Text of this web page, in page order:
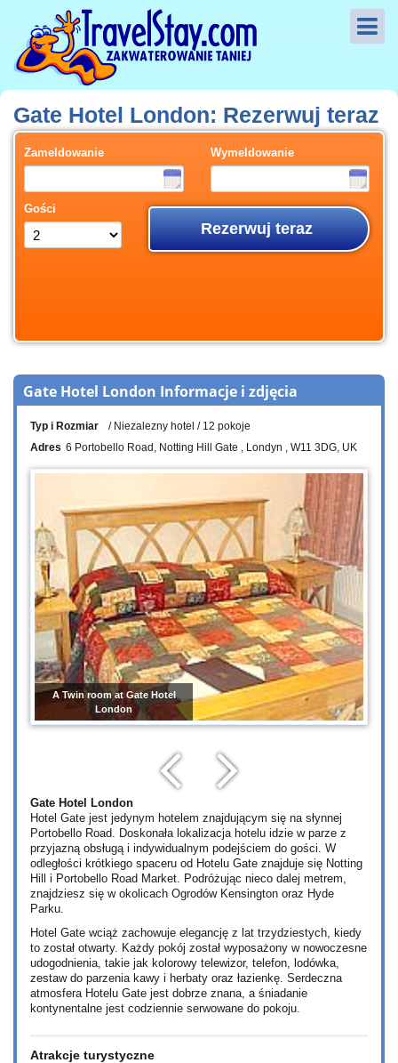
Gate Hotel London: Rezerwuj teraz
Zameldowanie Wymeldowanie
Gości
Rezerwuj teraz
Gate Hotel London Informacje i zdjęcia
Typ i Rozmiar Niezalezny hotel
12 pokoje
Adres 6 Portobello Road Notting Hill Gate Londyn W11 3DG UK
A Twin room at Gate Hotel
London
Gate Hotel London
Hotel Gate jest jedynym hotelem znajdującym się na słynnej
Portobello Road. Doskonała lokalizacja hotelu idzie w parze z
przyjazną obsługą i indywidualnym podejściem do gości. W
odległości krótkiego spaceru od Hotelu Gate znajduje się Notting
Hill i Portobello Road Market. Podróżując nieco dalej metrem,
znajdziesz się w okolicach Ogrodów Kensington oraz Hyde
Parku.
Hotel Gate wciąż zachowuje elegancję z lat trzydziestych, kiedy
to został otwarty. Każdy pokój został wyposażony w nowoczesne
udogodnienia, takie jak kolorowy telewizor, telefon, lodówka,
zestaw do parzenia kawy i herbaty oraz łazienkę. Serdeczna
atmosfera Hotelu Gate jest dobrze znana, a śniadanie
kontynentalne jest codziennie serwowane do pokoju.
Atrakcje turystyczne